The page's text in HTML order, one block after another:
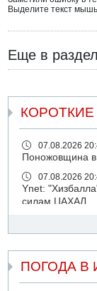
Выделите текст
Еще в
07.08.2026
Поножовщина
07.08.2026
Ynet:
силам ЦАХАЛ
ДТП в Ашдоде:
07.08.2026
Скончался
Иерусалиме
ПОГОДА В